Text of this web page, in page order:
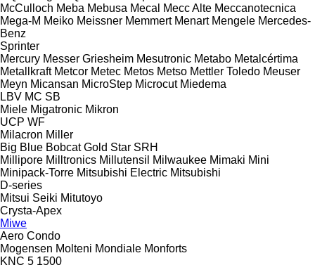
McCulloch Meba Mebusa Mecal Mecc Alte Meccanotecnica
Mega-M Meiko Meissner Memmert Menart Mengele Mercedes-
Benz
Sprinter
Mercury Messer Griesheim Mesutronic Metabo Metalcértima
Metallkraft Metcor Metec Metos Metso Mettler Toledo Meuser
Meyn Micansan MicroStep Microcut Miedema
LBV MC SB
Miele Migatronic Mikron
UCP WF
Milacron Miller
Big Blue Bobcat Gold Star SRH
Millipore Milltronics Millutensil Milwaukee Mimaki Mini
Minipack-Torre Mitsubishi Electric Mitsubishi
D-series
Mitsui Seiki Mitutoyo
Crysta-Apex
Miwe
Aero Condo
Mogensen Molteni Mondiale Monforts
KNC 5 1500